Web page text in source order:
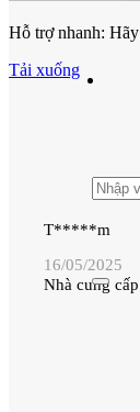
Hỗ trợ nhanh:
Tải xuống
T*****m
16/05/2025
Nhà cung